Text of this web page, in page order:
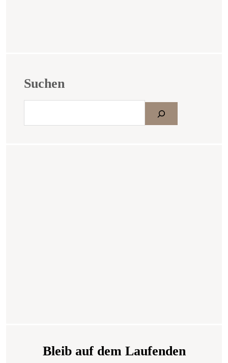
Suchen
Bleib auf dem Laufenden